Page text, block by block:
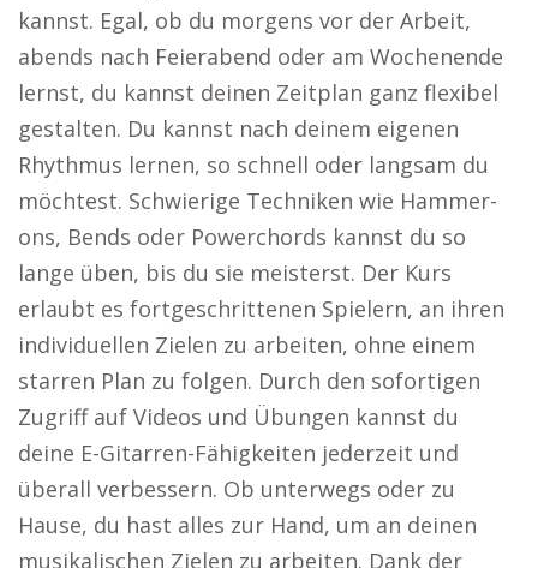
kannst. Egal, ob du morgens vor der Arbeit,
abends nach Feierabend oder am Wochenende
lernst, du kannst deinen Zeitplan ganz flexibel
gestalten. Du kannst nach deinem eigenen
Rhythmus lernen, so schnell oder langsam du
möchtest. Schwierige Techniken wie Hammer-
ons, Bends oder Powerchords kannst du so
lange üben, bis du sie meisterst. Der Kurs
erlaubt es fortgeschrittenen Spielern, an ihren
individuellen Zielen zu arbeiten, ohne einem
starren Plan zu folgen. Durch den sofortigen
Zugriff auf Videos und Übungen kannst du
deine E-Gitarren-Fähigkeiten jederzeit und
überall verbessern. Ob unterwegs oder zu
Hause, du hast alles zur Hand, um an deinen
musikalischen Zielen zu arbeiten. Dank der